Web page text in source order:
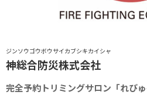
ジンソウゴウボウサイカブシキカイシャ
神総合防災株式会社
完全予約トリミングサロン「れび